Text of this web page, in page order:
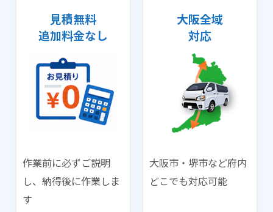
見積無料
追加料金なし
作業前に必ずご説明
し、納得後に作業しま
す
大阪全域
対応
大阪市・堺市など府内
どこでも対応可能